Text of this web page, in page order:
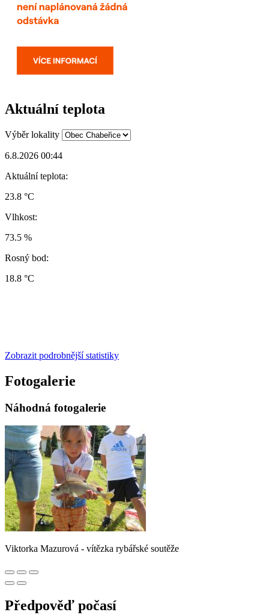
Aktuální teplota
Výběr lokality
6.8.2026 00:44
Aktuální teplota:
23.8 °C
Vlhkost:
73.5 %
Rosný bod:
18.8 °C
Zobrazit podrobnější statistiky
Fotogalerie
Náhodná fotogalerie
Viktorka Mazurová - vítězka rybářské soutěže
Předpověď počasí